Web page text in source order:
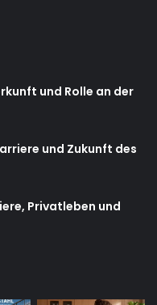
und Rolle an der
und Zukunft des
Privatleben und